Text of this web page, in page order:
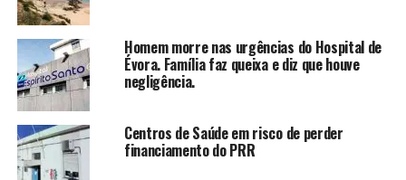
Homem morre nas urgências do Hospital de
Évora. Família faz queixa e diz que houve
negligência.
Centros de Saúde em risco de perder
financiamento do PRR